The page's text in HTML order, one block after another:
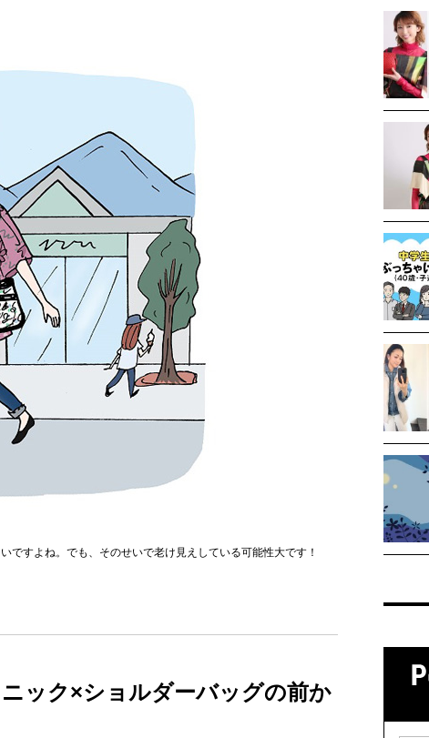
ですよね。でも、そのせいで老け見えしている可能性大です！
ック×ショルダーバッグの前か